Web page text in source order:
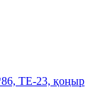
ТЕ-23, қоңыр